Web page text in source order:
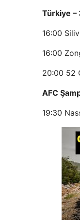
Türkiye –
16:00
16:00
20:00 52
AFC
19:30